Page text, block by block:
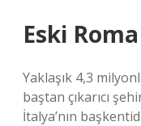
Eski
Yaklaşık 4,3
baştan çıkarıcı
İtalya’nın